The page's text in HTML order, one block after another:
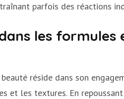
parfois des réactions
les formules
réside dans son
et les textures. En